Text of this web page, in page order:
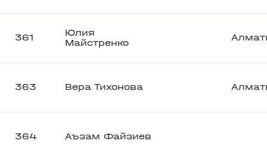
361
Юлия
Майстренко
363 Вера Тихонова
364 Аъзам Файзиев